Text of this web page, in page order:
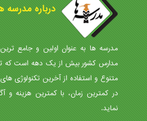
درباره مدرسه
مدرسه ها به عنوان اولین و جامع
مدارس کشور بیش از یک دهه است که
متنوع و استفاده از آخرین تکنولوژی
در کمترین زمان، با کمترین هزینه و
نماید.